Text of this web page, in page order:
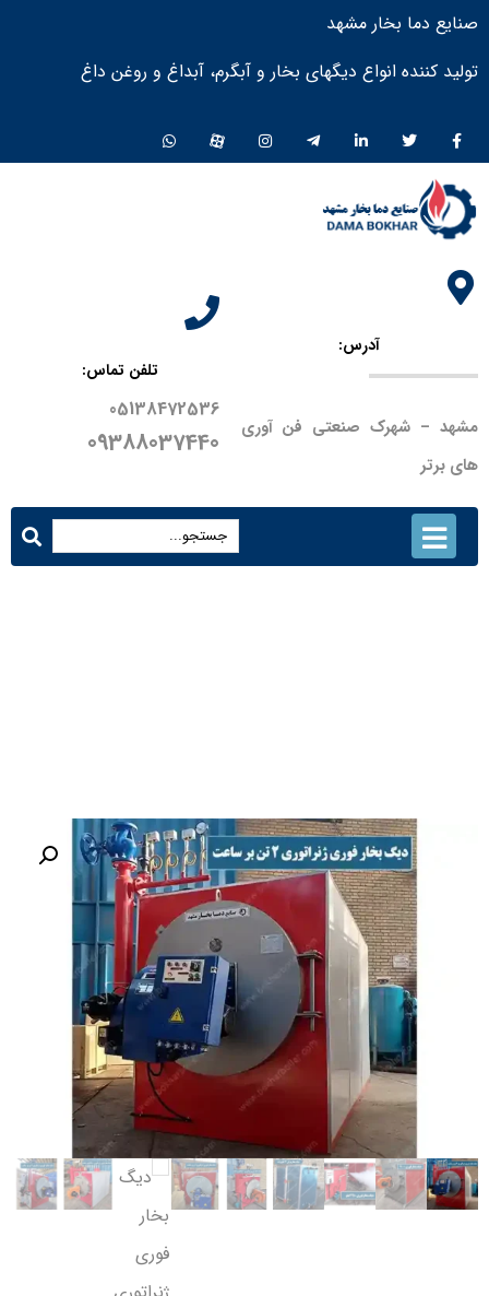
صنایع دما بخار مشهد
تولید کننده انواع دیگهای بخار و آبگرم، آبداغ و روغن داغ ​
آدرس:
مشهد – شهرک صنعتی فن آوری
های برتر
تلفن تماس:
05138472536
09388037440
دیگ بخار فوری ژنراتوری 2 تن بر